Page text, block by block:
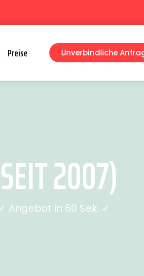
Preise Unverbindliche
2007)
Angebot in 60 Sek. ✓